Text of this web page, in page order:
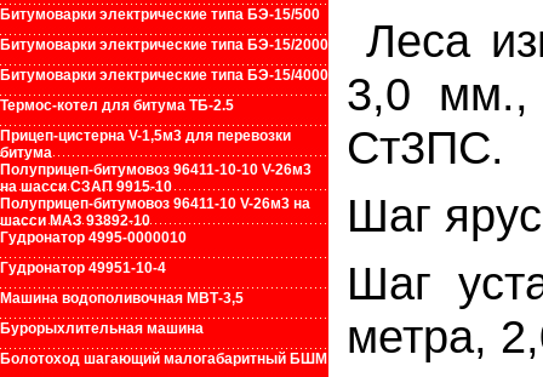
Битумоварки электрические типа БЭ-15/500
Битумоварки электрические типа БЭ-15/2000
Битумоварки электрические типа БЭ-15/4000
Термос-котел для битума ТБ-2.5
Прицеп-цистерна V-1,5м3 для перевозки
битума
Полуприцеп-битумовоз 96411-10-10 V-26м3
на шасси СЗАП 9915-10
Полуприцеп-битумовоз 96411-10 V-26м3 на
шасси МАЗ 93892-10
Гудронатор 4995-0000010
Гудронатор 49951-10-4
Машина водополивочная МВТ-3,5
Бурорыхлительная машина
Болотоход шагающий малогабаритный БШМ
Леса
3,0 мм.,
Шаг
Шаг
метра,